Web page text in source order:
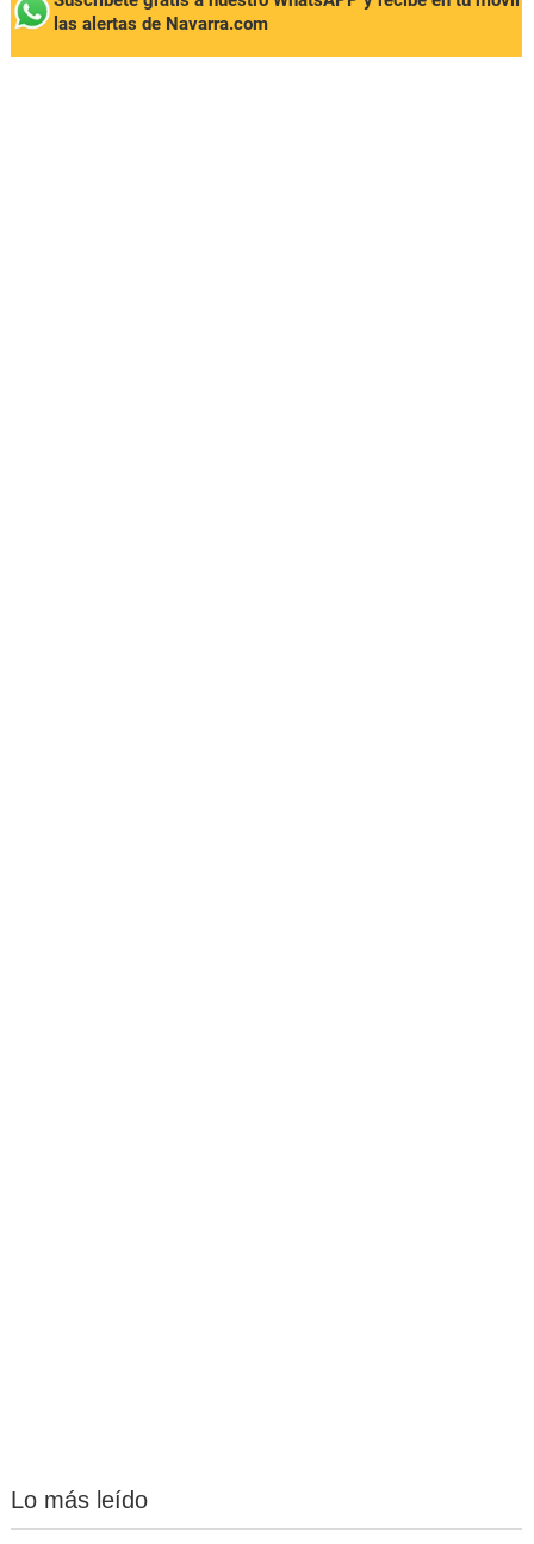
las alertas de Navarra.com
Lo más leído